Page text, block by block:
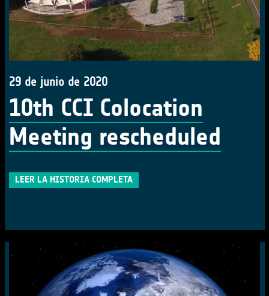
29 de junio de 2020
10th CCI Colocation
Meeting rescheduled
LEER LA HISTORIA COMPLETA